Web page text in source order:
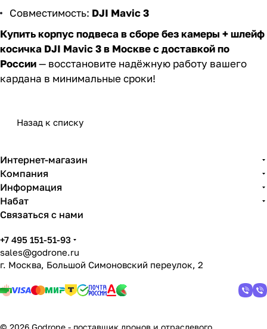
Совместимость: DJI Mavic 3
Купить корпус подвеса в сборе без камеры + шлейф
косичка DJI Mavic 3 в Москве с доставкой по
России— восстановите надёжную работу вашего
кардана в минимальные сроки!
Назад к списку
Интернет-магазин
Компания
Информация
Набат
Связаться с нами
+7 495 151-51-93
sales@godrone.ru
г. Москва, Большой Симоновский переулок, 2
© 2026 Godrone - поставщик дронов и отраслевого